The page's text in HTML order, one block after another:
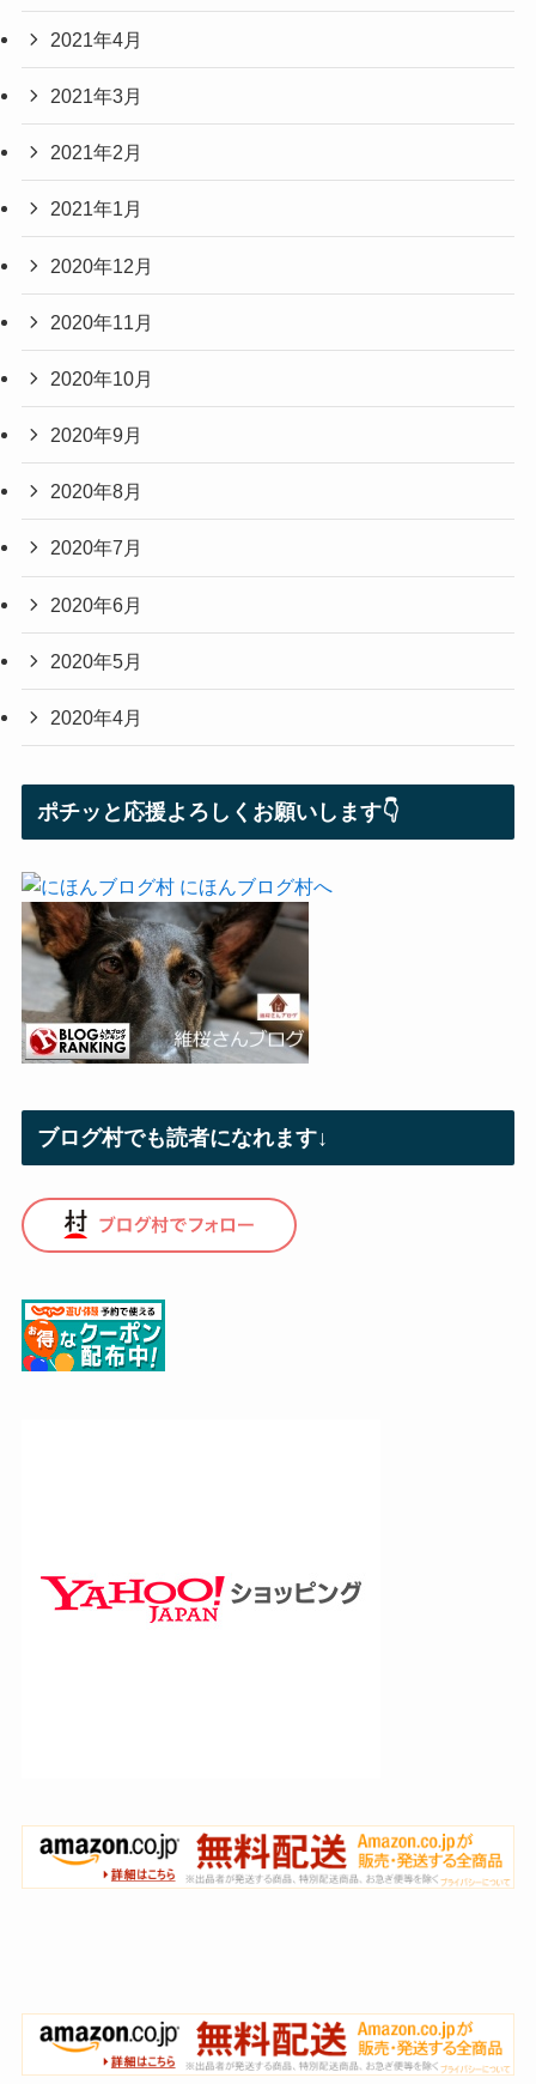
2021年4月
2021年3月
2021年2月
2021年1月
2020年12月
2020年11月
2020年10月
2020年9月
2020年8月
2020年7月
2020年6月
2020年5月
2020年4月
ポチッと応援よろしくお願いします👇
ブログ村でも読者になれます↓